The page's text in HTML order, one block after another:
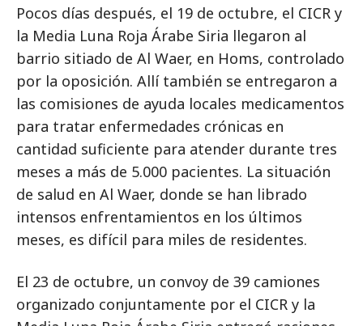
Pocos días después, el 19 de octubre, el CICR y
la Media Luna Roja Árabe Siria llegaron al
barrio sitiado de Al Waer, en Homs, controlado
por la oposición. Allí también se entregaron a
las comisiones de ayuda locales medicamentos
para tratar enfermedades crónicas en
cantidad suficiente para atender durante tres
meses a más de 5.000 pacientes. La situación
de salud en Al Waer, donde se han librado
intensos enfrentamientos en los últimos
meses, es difícil para miles de residentes.
El 23 de octubre, un convoy de 39 camiones
organizado conjuntamente por el CICR y la